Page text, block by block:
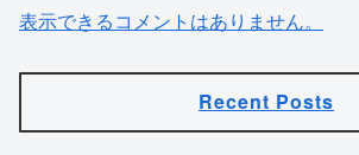
表示できるコメントはありません。
Recent Posts